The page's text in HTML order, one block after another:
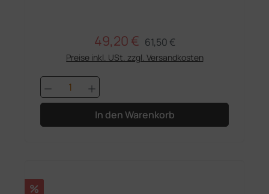
Verkaufspreis:
49,20 € Regulärer Preis:
61,50 €
Preise inkl. USt. zzgl. Versandkosten
Produkt Anzahl: Gib den
In den Warenkorb
Rabatt
%